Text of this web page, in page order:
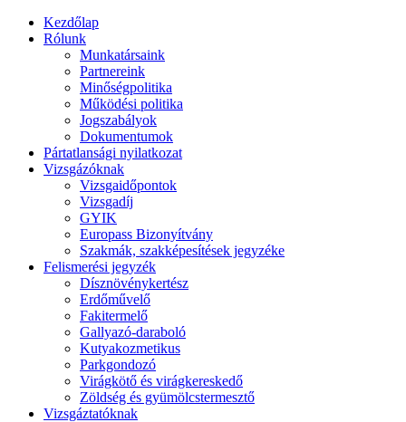
Kezdőlap
Rólunk
Munkatársaink
Partnereink
Minőségpolitika
Működési politika
Jogszabályok
Dokumentumok
Pártatlansági nyilatkozat
Vizsgázóknak
Vizsgaidőpontok
Vizsgadíj
GYIK
Europass Bizonyítvány
Szakmák, szakképesítések jegyzéke
Felismerési jegyzék
Dísznövénykertész
Erdőművelő
Fakitermelő
Gallyazó-daraboló
Kutyakozmetikus
Parkgondozó
Virágkötő és virágkereskedő
Zöldség és gyümölcstermesztő
Vizsgáztatóknak